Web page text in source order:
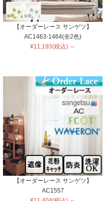
【オーダーレース サンゲツ】
AC1463-1464(全2色)
¥11,193(税込) ～
【オーダーレース サンゲツ】
AC1557